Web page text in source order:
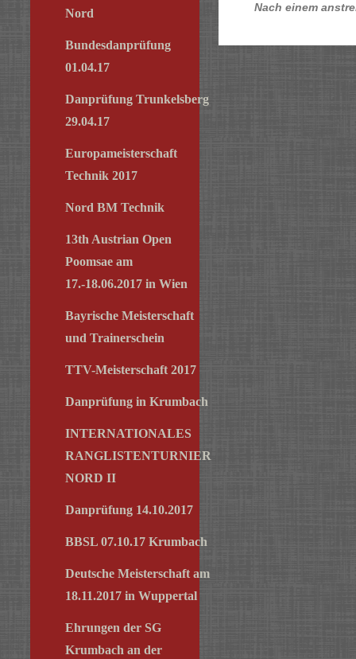
Nach einem
Nord
Bundesdanprüfung
01.04.17
Danprüfung Trunkelsberg
29.04.17
Europameisterschaft
Technik 2017
Nord BM Technik
13th Austrian Open
Poomsae am
17.-18.06.2017 in Wien
Bayrische Meisterschaft
und Trainerschein
TTV-Meisterschaft 2017
Danprüfung in Krumbach
INTERNATIONALES
RANGLISTENTURNIER
NORD II
Danprüfung 14.10.2017
BBSL 07.10.17 Krumbach
Deutsche Meisterschaft am
18.11.2017 in Wuppertal
Ehrungen der SG
Krumbach an der